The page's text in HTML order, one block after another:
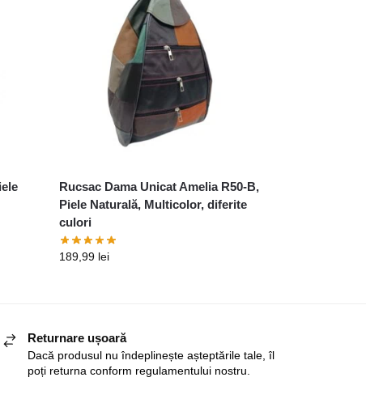
Rucsac Dama Unicat Amelia R50-B,
Piele Naturală, Multicolor, diferite
culori
189,99 lei
Returnare ușoară
Dacă produsul nu îndeplinește așteptările tale, îl
poți returna conform regulamentului nostru.